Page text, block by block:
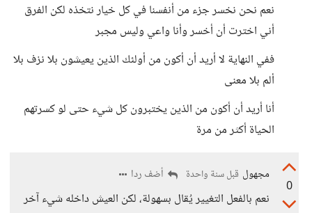
نعم نحن نخسر جزء من أنفسنا في كل خيار نتخذه لكن الفرق
أني اخترت أن أخسر وأنا واعي وليس مجبر
ففي النهاية لا أريد أن أكون من أولئك الذين يعيشون بلا نزف بلا
ألم بلا معنى
أنا أريد أن أكون من الذين يختبرون كل شيء حتى لو كسرتهم
الحياة أكثر من مرة
0
مجهول قبل سنة واحدة أضف ردا
نعم بالفعل التغيير يُقال بسهولة، لكن العيش داخله شيء آخر